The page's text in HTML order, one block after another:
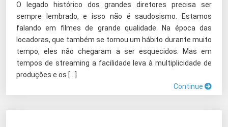
O legado histórico dos grandes diretores precisa ser
sempre lembrado, e isso não é saudosismo. Estamos
falando em filmes de grande qualidade. Na época das
locadoras, que também se tornou um hábito durante muito
tempo, eles não chegaram a ser esquecidos. Mas em
tempos de streaming a facilidade leva à multiplicidade de
produções e os […]
Continue